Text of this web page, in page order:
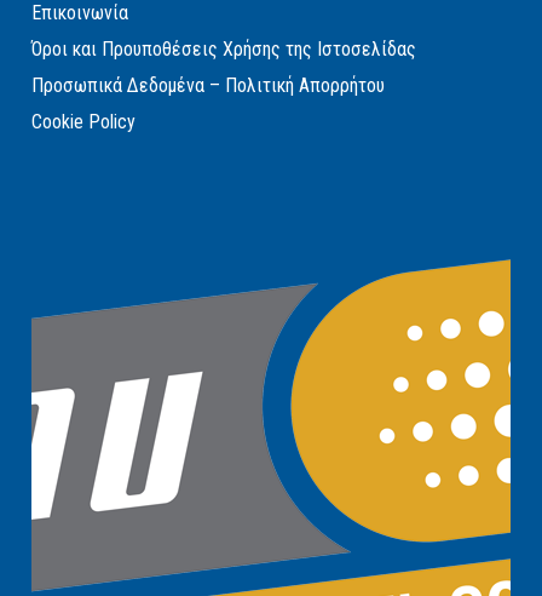
Επικοινωνία
Όροι και Προυποθέσεις Χρήσης της Ιστοσελίδας
Προσωπικά Δεδομένα – Πολιτική Απορρήτου
Cookie Policy